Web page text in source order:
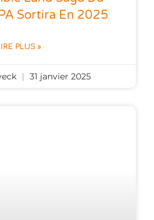
Sortira En 2025
PLUS »
31 janvier 2025